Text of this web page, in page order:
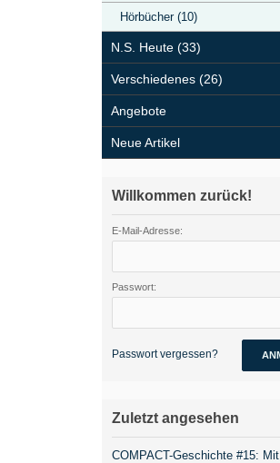
Hörbücher (10)
N.S. Heute (33)
Verschiedenes (26)
Angebote
Neue Artikel
Willkommen zurück!
E-Mail-Adresse:
Passwort:
Passwort vergessen?
Zuletzt angesehen
COMPACT-Geschichte #15: